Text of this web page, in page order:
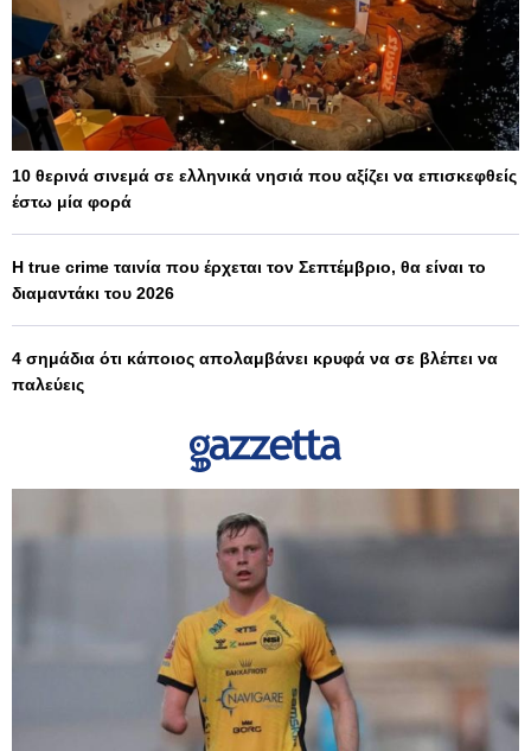
10 θερινά σινεμά σε ελληνικά νησιά που αξίζει να επισκεφθείς
έστω μία φορά
Η true crime ταινία που έρχεται τον Σεπτέμβριο, θα είναι το
διαμαντάκι του 2026
4 σημάδια ότι κάποιος απολαμβάνει κρυφά να σε βλέπει να
παλεύεις